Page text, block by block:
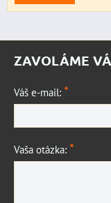
ZAVOLÁME
Váš e-mail: *
Vaša otázka: *